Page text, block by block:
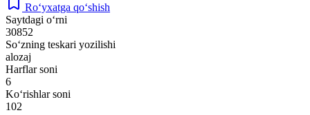
Ro‘yxatga qo‘shish
Saytdagi o‘rni
30852
So‘zning teskari yozilishi
alozaj
Harflar soni
6
Ko‘rishlar soni
102